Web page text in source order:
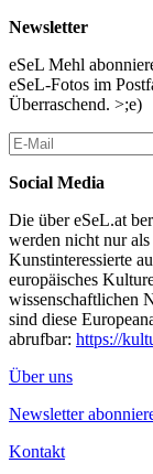
Newsletter
eSeL Mehl
eSeL-Fotos im
Überraschend. >;e)
Social Media
Die über eSeL.at
werden nicht nur
Kunstinteressierte
europäisches
wissenschaftlichen
sind diese
abrufbar: https://
Über uns
Newsletter
Kontakt